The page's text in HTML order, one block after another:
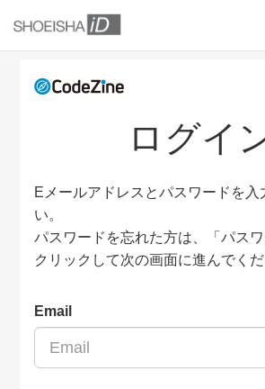
ログイ
Eメールアドレスとパスワードを入
い。
パスワードを忘れた方は、「パス
クリックして次の画面に進んでくだ
Email